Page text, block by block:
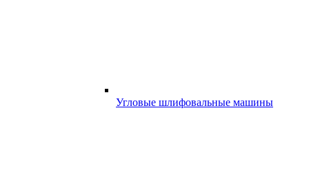
Угловые шлифовальные машины